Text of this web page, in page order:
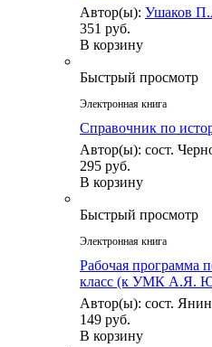
Автор(ы): Ушаков
351 руб.
В корзину
Быстрый просмотр
Электронная книга
Справочник по
Автор(ы): сост.
295 руб.
В корзину
Быстрый просмотр
Электронная книга
Рабочая программа
класс (к УМК А.Я.
Автор(ы): сост.
149 руб.
В корзину